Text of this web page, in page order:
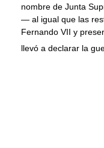
nombre de Junta
— al igual que las
Fernando VII y
llevó a declarar la